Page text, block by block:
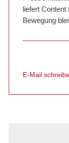
liefert
Bewegung
E-Mail